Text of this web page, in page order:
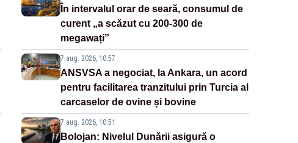
În intervalul orar de seară, consumul de
curent „a scăzut cu 200-300 de
megawați”
7 aug. 2026, 10:57
ANSVSA a negociat, la Ankara, un acord
pentru facilitarea tranzitului prin Turcia al
carcaselor de ovine și bovine
7 aug. 2026, 10:51
Bolojan: Nivelul Dunării asigură o